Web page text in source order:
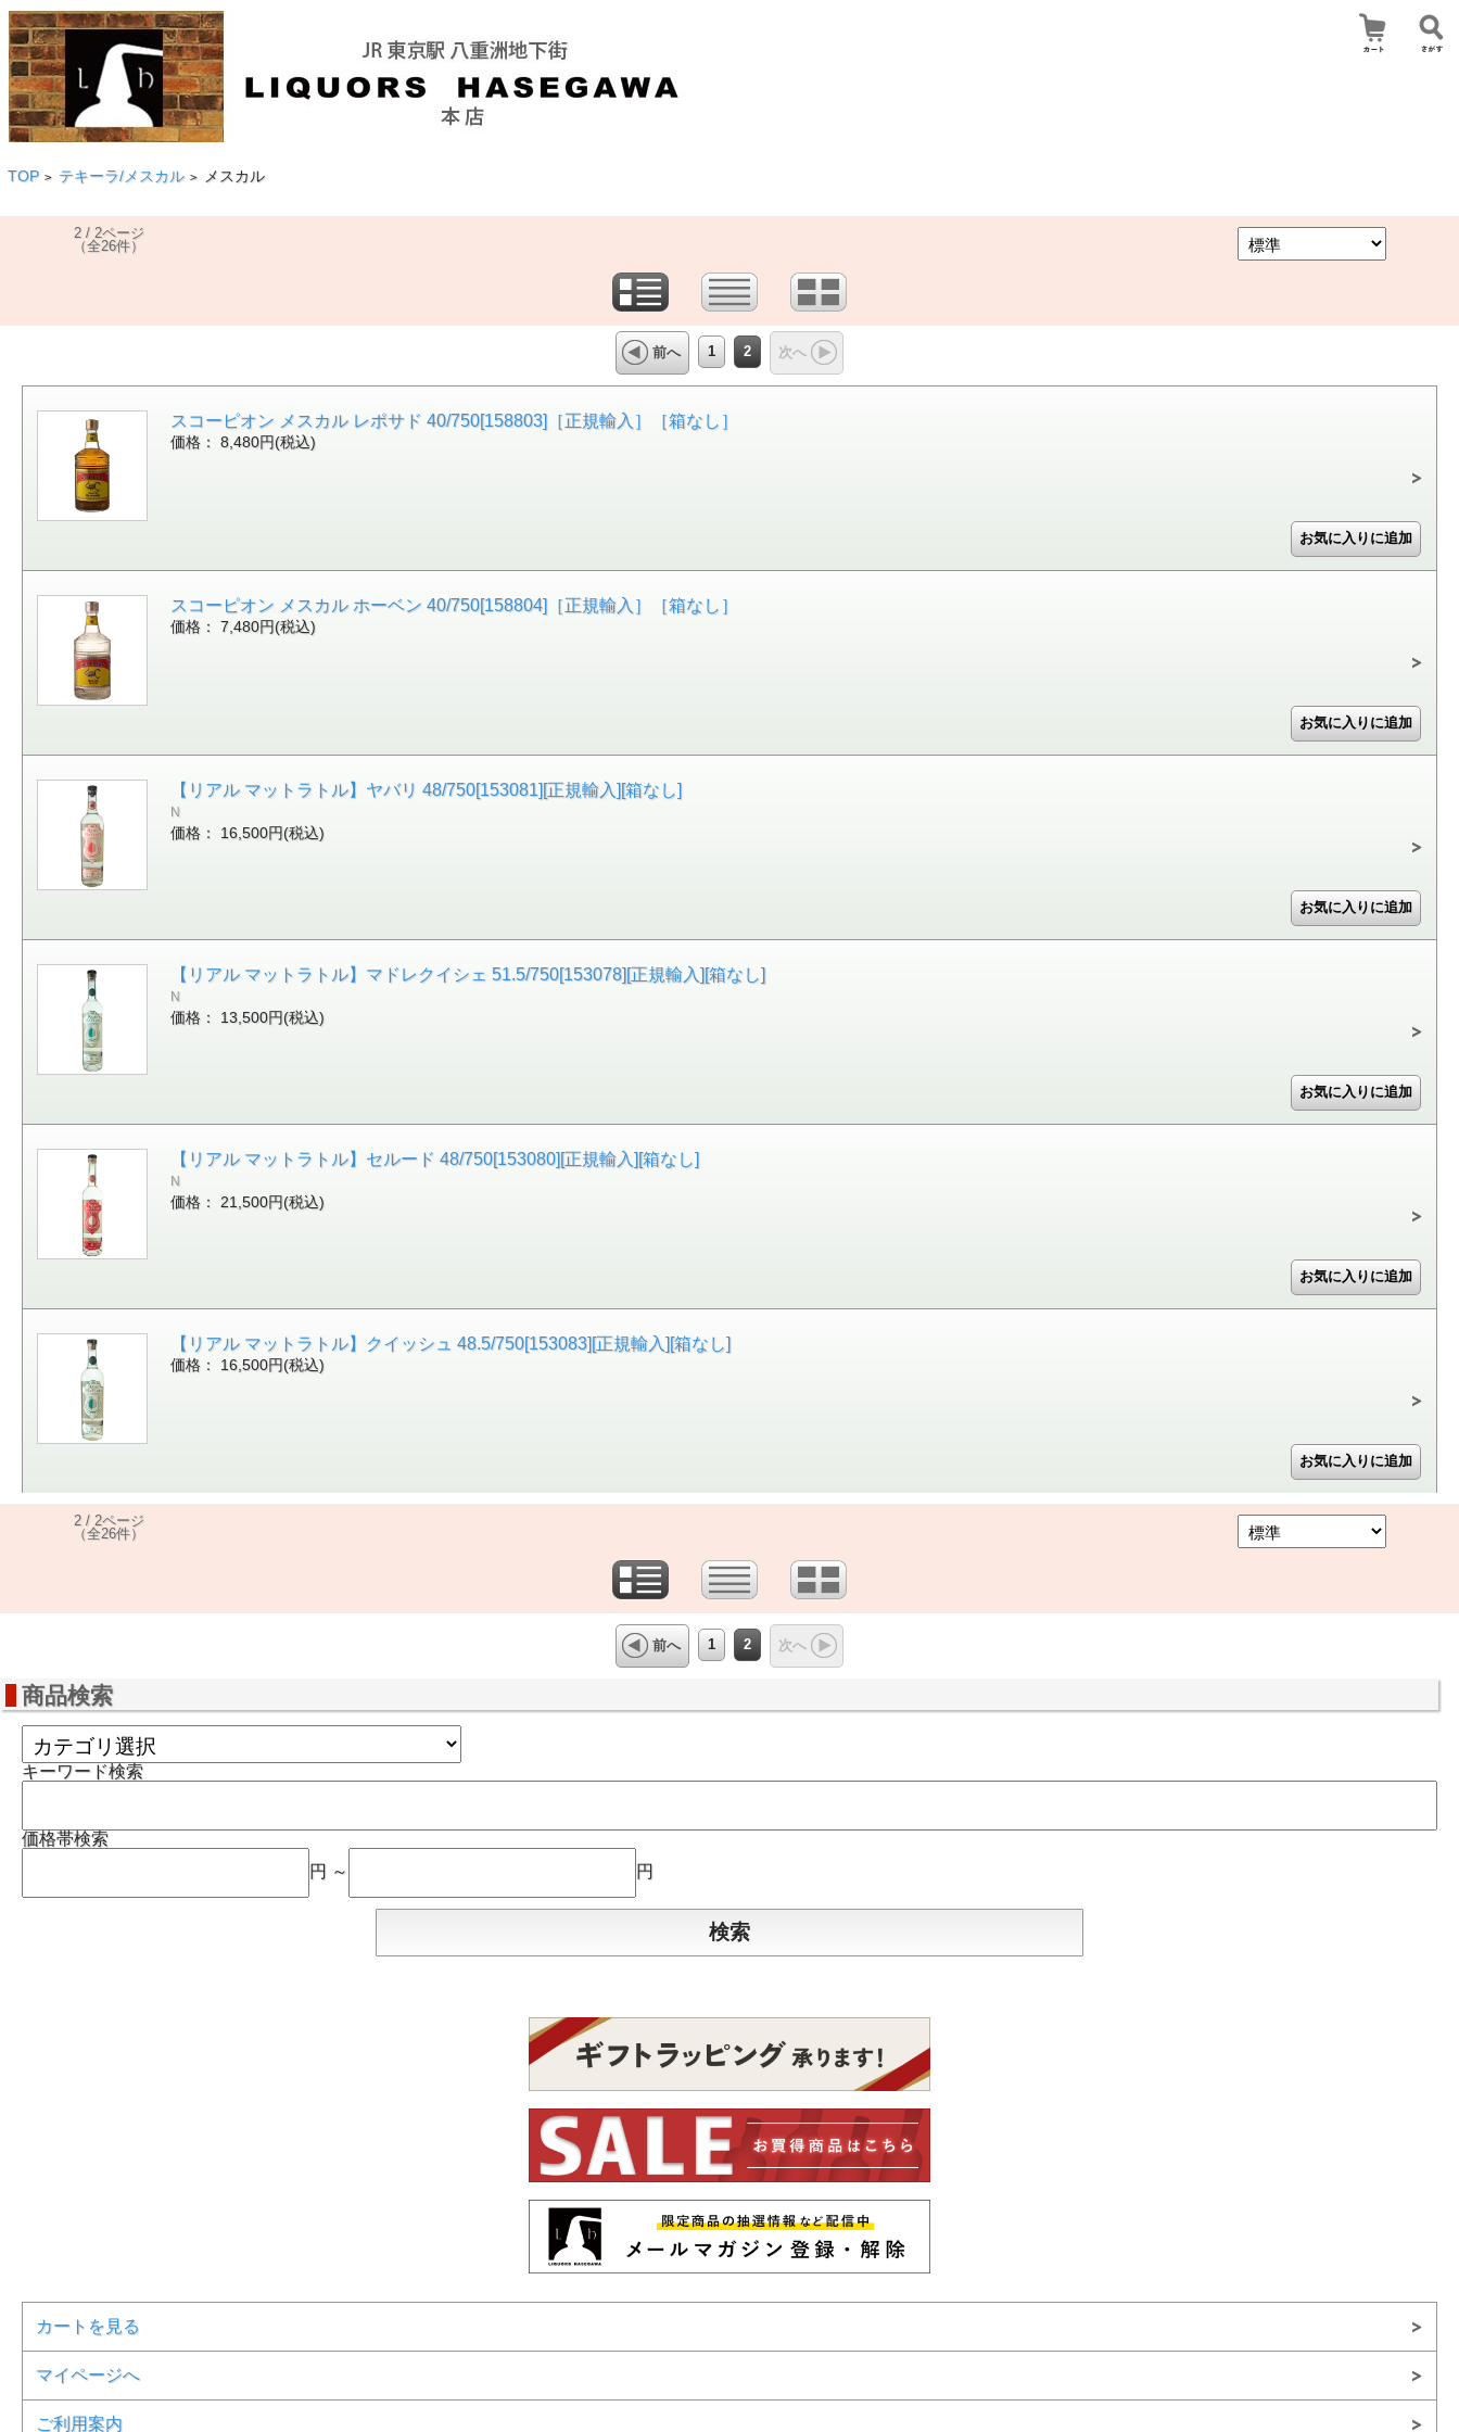
TOP > テキーラ/メスカル > メスカル
2 / 2ページ
（全26件）
前へ 1 2 次へ
スコーピオン メスカル レポサド 40/750[158803]［正規輸入］［箱なし］
価格： 8,480円(税込)
スコーピオン メスカル ホーベン 40/750[158804]［正規輸入］［箱なし］
価格： 7,480円(税込)
【リアル マットラトル】ヤバリ 48/750[153081][正規輸入][箱なし]
N
価格： 16,500円(税込)
【リアル マットラトル】マドレクイシェ 51.5/750[153078][正規輸入][箱なし]
N
価格： 13,500円(税込)
【リアル マットラトル】セルード 48/750[153080][正規輸入][箱なし]
N
価格： 21,500円(税込)
【リアル マットラトル】クイッシュ 48.5/750[153083][正規輸入][箱なし]
価格： 16,500円(税込)
2 / 2ページ
（全26件）
前へ 1 2 次へ
商品検索
キーワード検索
価格帯検索
円 ～
円
カートを見る
マイページへ
ご利用案内